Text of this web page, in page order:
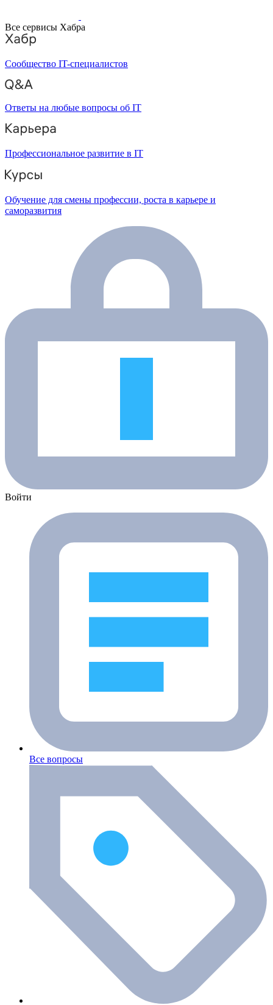
Все сервисы Хабра
Сообщество IT-специалистов
Ответы на любые вопросы об IT
Профессиональное развитие в IT
Обучение для смены профессии, роста в карьере и
саморазвития
Войти
Все вопросы